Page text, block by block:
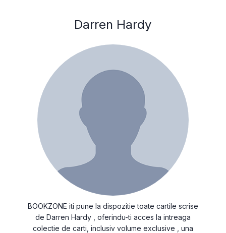
Darren Hardy
BOOKZONE iti pune la dispozitie toate cartile scrise
de Darren Hardy , oferindu-ti acces la intreaga
colectie de carti, inclusiv volume exclusive , una